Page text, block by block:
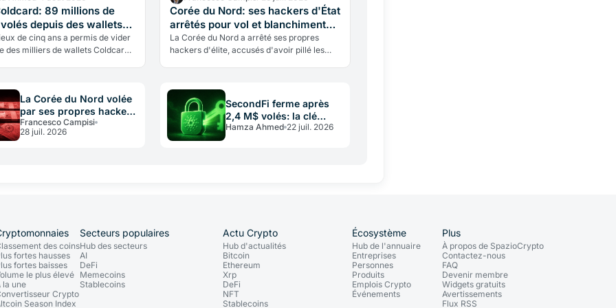
89 millions de
depuis des wallets
de cinq ans a permis de vider
des milliers de wallets Coldcard
Corée du Nord: ses hackers d'État
arrêtés pour vol et blanchiment
en crypto
La Corée du Nord a arrêté ses propres
hackers d'élite, accusés d'avoir pillé les
La Corée du Nord volée
par ses propres hackers
d'État recyclant en
crypto
Francesco Campisi
28 juil. 2026
SecondFi ferme après
2,4 M$ volés: la clé
privée lisible on-chain
Hamza Ahmed 22 juil. 2026
des coins
fortes hausses
fortes baisses
le plus élevé
la une
Crypto
Season Index
Secteurs populaires
Hub des secteurs
AI
DeFi
Memecoins
Stablecoins
Actu Crypto
Hub d'actualités
Bitcoin
Ethereum
Xrp
DeFi
NFT
Stablecoins
Écosystème
Hub de l'annuaire
Entreprises
Personnes
Produits
Emplois Crypto
Événements
Plus
À propos de SpazioCrypto
Contactez-nous
FAQ
Devenir membre
Widgets gratuits
Avertissements
Flux RSS